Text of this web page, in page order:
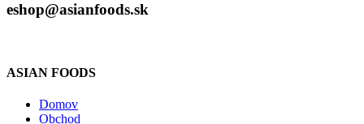
eshop@asianfoods.sk
ASIAN FOODS
Domov
Obchod